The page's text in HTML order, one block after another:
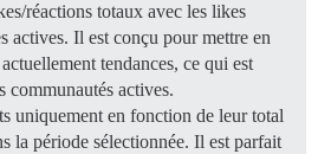
réactions totaux avec les likes
actives. Il est conçu pour mettre en
tendances, ce qui est
communautés actives.
uniquement en fonction de leur total
la période sélectionnée. Il est parfait